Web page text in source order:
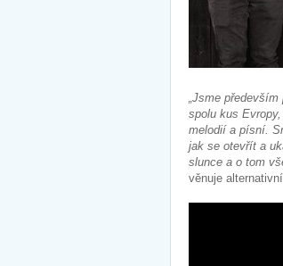
„Jsme
spolu kus
melodií a písní.
jak se otevřít a
slunce a o tom
věnuje